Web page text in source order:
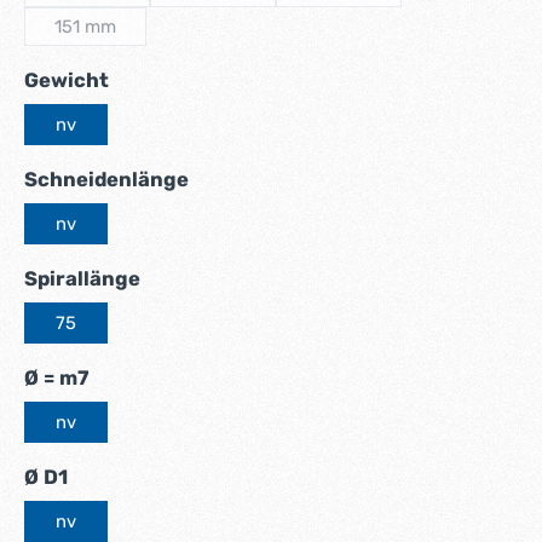
151 mm
Gewichtauswählen
nv
Schneidenlängeauswählen
nv
Spirallängeauswählen
75
Ø = m7auswählen
nv
Ø D1auswählen
nv